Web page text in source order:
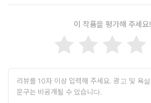
이 작품을 평가해 주세요!